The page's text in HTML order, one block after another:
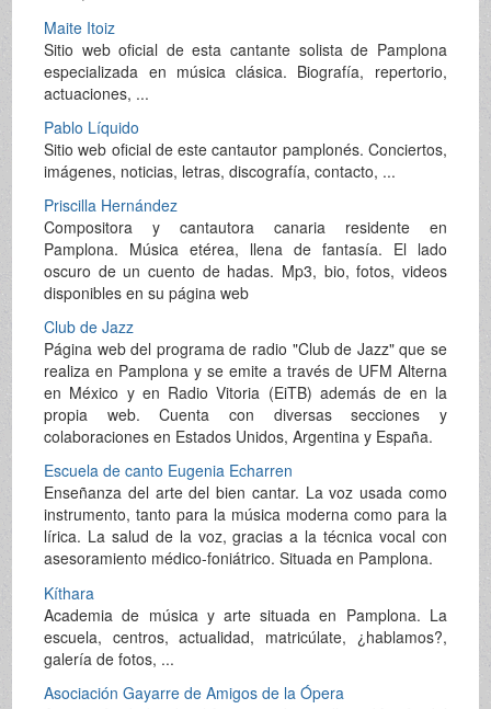
Maite Itoiz
Sitio web oficial de esta cantante solista de Pamplona
especializada en música clásica. Biografía, repertorio,
actuaciones, ...
Pablo Líquido
Sitio web oficial de este cantautor pamplonés. Conciertos,
imágenes, noticias, letras, discografía, contacto, ...
Priscilla Hernández
Compositora y cantautora canaria residente en
Pamplona. Música etérea, llena de fantasía. El lado
oscuro de un cuento de hadas. Mp3, bio, fotos, videos
disponibles en su página web
Club de Jazz
Página web del programa de radio "Club de Jazz" que se
realiza en Pamplona y se emite a través de UFM Alterna
en México y en Radio Vitoria (EiTB) además de en la
propia web. Cuenta con diversas secciones y
colaboraciones en Estados Unidos, Argentina y España.
Escuela de canto Eugenia Echarren
Enseñanza del arte del bien cantar. La voz usada como
instrumento, tanto para la música moderna como para la
lírica. La salud de la voz, gracias a la técnica vocal con
asesoramiento médico-foniátrico. Situada en Pamplona.
Kíthara
Academia de música y arte situada en Pamplona. La
escuela, centros, actualidad, matricúlate, ¿hablamos?,
galería de fotos, ...
Asociación Gayarre de Amigos de la Ópera